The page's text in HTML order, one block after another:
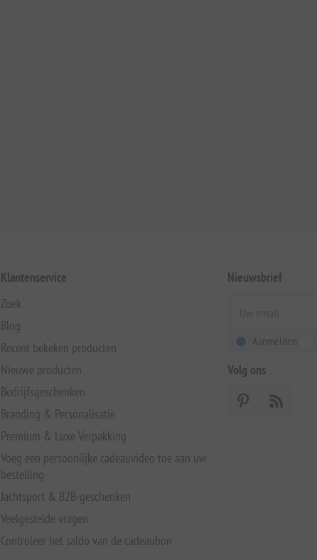
Klantenservice
Zoek
Blog
Recent bekeken producten
Nieuwe producten
Bedrijfsgeschenken
Branding & Personalisatie
Premium & Luxe Verpakking
Voeg een persoonlijke cadeauvideo toe aan uw
bestelling
Jachtsport & B2B-geschenken
Veelgestelde vragen
Controleer het saldo van de cadeaubon
Nieuwsbrief
Aanmelden
Volg ons